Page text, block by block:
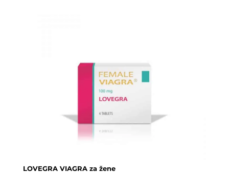
LOVEGRA VIAGRA za žene